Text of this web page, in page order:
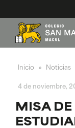
Inicio » Noticias
4 de noviembre,
MISA